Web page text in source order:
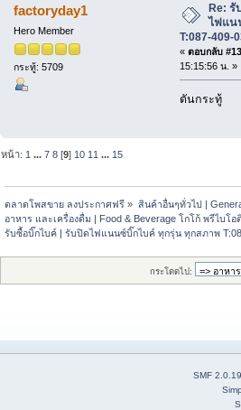
factoryday1
Hero Member
กระทู้: 5709
Re: รั
ไฟแน
T:087-409-
« ตอบกลับ
15:15:56 น. »
ดันกระทู้
หน้า: 1 ...7 8 [9] 10 11 ... 15
ตลาดโพสขาย ลงประกาศฟรี » สินค้าอื่นๆทั่วไป |
อาหาร และเครื่องดื่ม | Food & Beverage โกโก้ พรีไบโ
รับซื้อบิ๊กไบค์ | รับปิดไฟแนนซ์บิ๊กไบค์ ทุกรุ่น ทุกสภาพ
กระโดดไป:
SMF 2.0.19